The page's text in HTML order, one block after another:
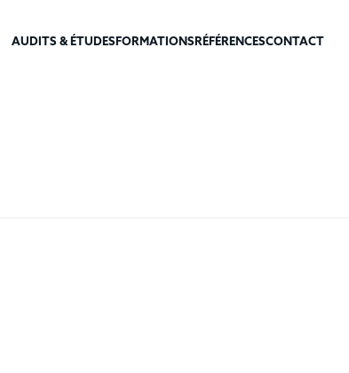
AUDITS & ÉTUDES FORMATIONS RÉFÉRENCESCONTACT